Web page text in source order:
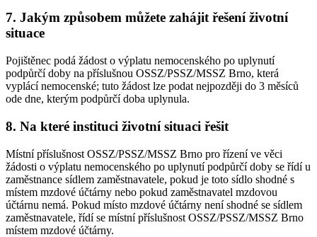
7. Jakým způsobem můžete zahájit řešení životní
situace
Pojištěnec podá žádost o výplatu nemocenského po uplynutí
podpůrčí doby na příslušnou OSSZ/PSSZ/MSSZ Brno, která
vyplácí nemocenské; tuto žádost lze podat nejpozději do 3 měsíců
ode dne, kterým podpůrčí doba uplynula.
8. Na které instituci životní situaci řešit
Místní příslušnost OSSZ/PSSZ/MSSZ Brno pro řízení ve věci
žádosti o výplatu nemocenského po uplynutí podpůrčí doby se řídí u
zaměstnance sídlem zaměstnavatele, pokud je toto sídlo shodné s
místem mzdové účtárny nebo pokud zaměstnavatel mzdovou
účtárnu nemá. Pokud místo mzdové účtárny není shodné se sídlem
zaměstnavatele, řídí se místní příslušnost OSSZ/PSSZ/MSSZ Brno
místem mzdové účtárny.